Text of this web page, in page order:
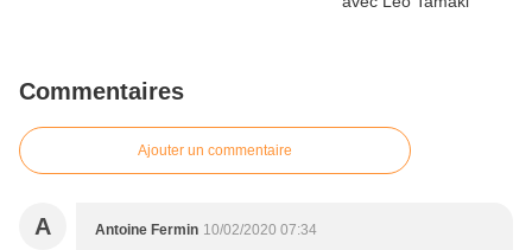
Commentaires
Ajouter un commentaire
A Antoine Fermin 10/02/2020 07:34